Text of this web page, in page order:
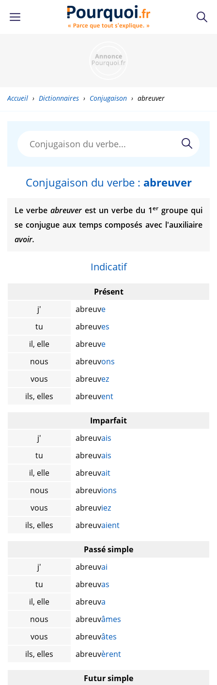
Accueil › Dictionnaires › Conjugaison › abreuver
Conjugaison du verbe : abreuver
Le verbe abreuver est un verbe du 1er groupe qui
se conjugue aux temps composés avec l'auxiliaire
avoir.
Indicatif
Présent
j'
abreuve
tu
abreuves
il, elle
abreuve
nous
abreuvons
vous
abreuvez
ils, elles
abreuvent
Imparfait
j'
abreuvais
tu
abreuvais
il, elle
abreuvait
nous
abreuvions
vous
abreuviez
ils, elles
abreuvaient
Passé simple
j'
abreuvai
tu
abreuvas
il, elle
abreuva
nous
abreuvâmes
vous
abreuvâtes
ils, elles
abreuvèrent
Futur simple